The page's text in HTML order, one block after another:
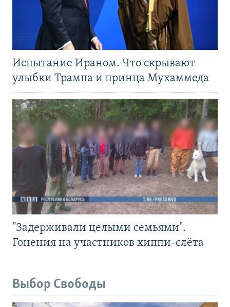
Испытание Ираном. Что скрывают
улыбки Трампа и принца Мухаммеда
"Задерживали целыми семьями".
Гонения на участников хиппи-слёта
Выбор Свободы